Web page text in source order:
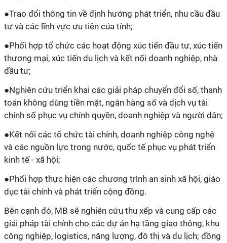
●Trao đổi thông tin về định hướng phát triển, nhu cầu đầu
tư và các lĩnh vực ưu tiên của tỉnh;
●Phối hợp tổ chức các hoạt động xúc tiến đầu tư, xúc tiến
thương mại, xúc tiến du lịch và kết nối doanh nghiệp, nhà
đầu tư;
●Nghiên cứu triển khai các giải pháp chuyển đổi số, thanh
toán không dùng tiền mặt, ngân hàng số và dịch vụ tài
chính số phục vụ chính quyền, doanh nghiệp và người dân;
●Kết nối các tổ chức tài chính, doanh nghiệp công nghệ
và các nguồn lực trong nước, quốc tế phục vụ phát triển
kinh tế - xã hội;
●Phối hợp thực hiện các chương trình an sinh xã hội, giáo
dục tài chính và phát triển cộng đồng.
Bên cạnh đó, MB sẽ nghiên cứu thu xếp và cung cấp các
giải pháp tài chính cho các dự án hạ tầng giao thông, khu
công nghiệp, logistics, năng lượng, đô thị và du lịch; đồng